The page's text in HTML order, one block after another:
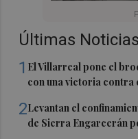
Últimas Noticias
1 El Villarreal pone el
con una victoria contra
2Levantan el
de Sierra Engarcerán